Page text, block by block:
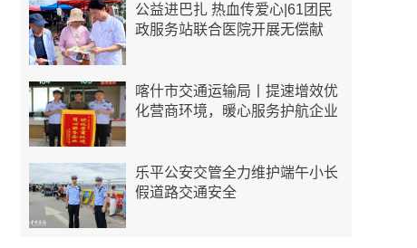
公益进巴扎 热血传爱心|61团民
政服务站联合医院开展无偿献
喀什市交通运输局丨提速增效优
化营商环境，暖心服务护航企业
乐平公安交管全力维护端午小长
假道路交通安全